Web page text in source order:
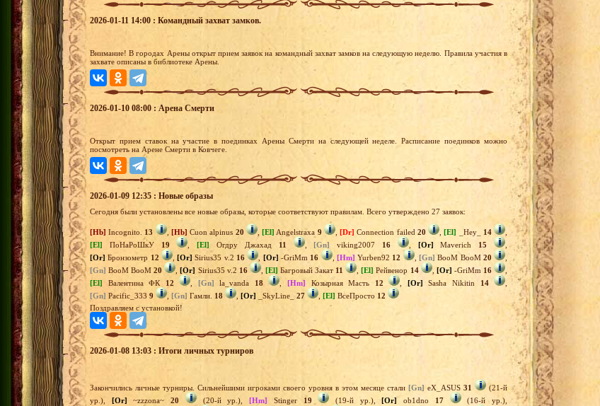
2026-01-11 14:00 : Командный захват замков.
Внимание! В городах Арены открыт прием заявок на командный захват замков на следующую неделю. Правила участия в
захвате описаны в библиотеке Арены.
2026-01-10 08:00 : Арена Смерти
Открыт прием ставок на участие в поединках Арены Смерти на следующей неделе. Расписание поединков можно
посмотреть на Арене Смерти в Ковчеге.
2026-01-09 12:35 : Новые образы
Сегодня были установлены все новые образы, которые соответствуют правилам. Всего утверждено 27 заявок:
[Hb] Incognito. 13 , [Hb] Cuon alpinus 20 ,[El] Angelstraxa 9 ,[Dr] Connection failed 20 ,[El] _Hey_ 14
[El] ПоНаРоШкУ 19 ,[El] Огдру Джахад 11 ,[Gn] viking2007 16 , [Or] Maverich 15
[Or] Бронзометр 12 ,[Or] Sirius35 v.2 16 [Or] -GriMm 16 , [Hm] Yurben92 12 , [Gn] BooM BooM 20
[Gn] BooM BooM20 ,[Or] Sirius35 v.2 16 , [El] Багровый Закат 11 ,[El] Рейвенор 14 , [Or] -GriMm 16
[El] Валентина ФК 12 [Gn] la_vanda 18 ,[Hm] Козырная Масть 12 [Or] Sasha Nikitin 14
[Gn] Pacific_333 9 [Gn] Гамли. 18 [Or] _SkyLine_ 27 [El] ВсеПросто 12
Поздравляем с установкой!
2026-01-08 13:03 : Итоги личных турниров
Закончились личные турниры. Сильнейшими игроками своего уровня в этом месяце стали [Gn] eX_ASUS 31
(21-й
ур.), [Or] ~zzzona~20 (20-й ур.),[Hm] Stinger 19 (19-й ур.),[Or] ob1dno 17
(16-й ур.),